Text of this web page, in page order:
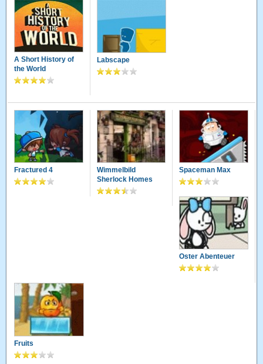
A Short History of
the World
Labscape
Fractured 4
Wimmelbild
Sherlock Homes
Spaceman Max
Oster Abenteuer
Fruits